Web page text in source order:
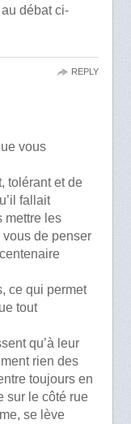
débat ci-
vous
tolérant et de
fallait
mettre les
vous de penser
ce qui permet
tout
qu’à leur
rien des
toujours en
sur le côté rue
se lève
REPLY